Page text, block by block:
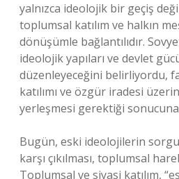
yalnızca ideolojik bir geçiş
toplumsal katılım ve halkın
dönüşümle bağlantılıdır.
ideolojik yapıları ve devlet
düzenleyeceğini belirliyordu,
katılımı ve özgür iradesi
yerleşmesi gerektiği sonucuna
Bugün, eski ideolojilerin
karşı çıkılması, toplumsal
Toplumsal ve siyasi katılım,